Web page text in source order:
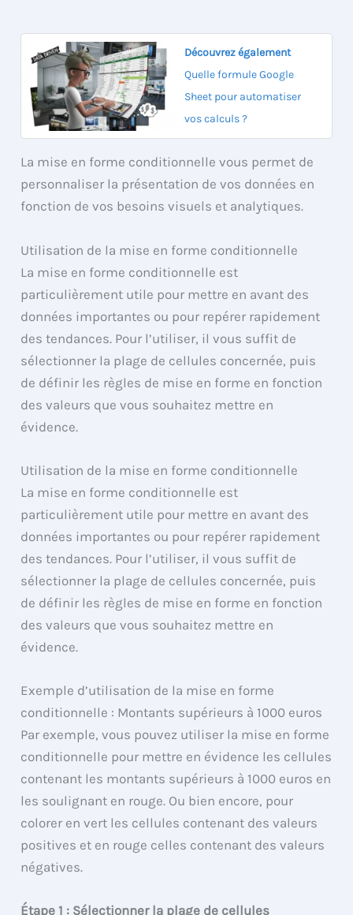
Découvrez également
Quelle formule Google
Sheet pour automatiser
vos calculs ?
La mise en forme conditionnelle vous permet de
personnaliser la présentation de vos données en
fonction de vos besoins visuels et analytiques.
Utilisation de la mise en forme conditionnelle
La mise en forme conditionnelle est
particulièrement utile pour mettre en avant des
données importantes ou pour repérer rapidement
des tendances. Pour l’utiliser, il vous suffit de
sélectionner la plage de cellules concernée, puis
de définir les règles de mise en forme en fonction
des valeurs que vous souhaitez mettre en
évidence.
Utilisation de la mise en forme conditionnelle
La mise en forme conditionnelle est
particulièrement utile pour mettre en avant des
données importantes ou pour repérer rapidement
des tendances. Pour l’utiliser, il vous suffit de
sélectionner la plage de cellules concernée, puis
de définir les règles de mise en forme en fonction
des valeurs que vous souhaitez mettre en
évidence.
Exemple d’utilisation de la mise en forme
conditionnelle : Montants supérieurs à 1000 euros
Par exemple, vous pouvez utiliser la mise en forme
conditionnelle pour mettre en évidence les cellules
contenant les montants supérieurs à 1000 euros en
les soulignant en rouge. Ou bien encore, pour
colorer en vert les cellules contenant des valeurs
positives et en rouge celles contenant des valeurs
négatives.
Étape 1 : Sélectionner la plage de cellules